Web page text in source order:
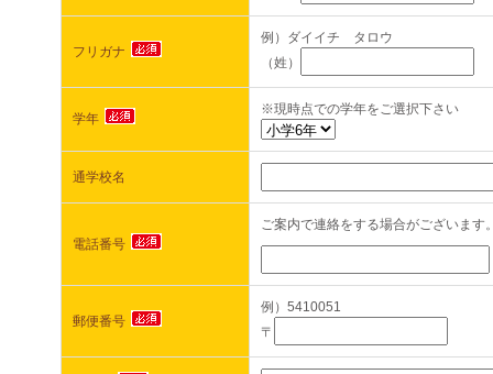
フリガナ
例）ダイイチ タロウ
（姓）
学年
※現時点での学年をご選択下さい
通学校名
電話番号
ご案内で連絡をする場合がございま
郵便番号
例）5410051
〒